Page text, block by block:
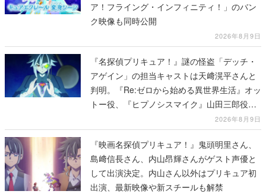
ア！フライング・インフィニティ！」のバン
ク映像も同時公開
2026年8月9日
『名探偵プリキュア！』謎の怪盗「デッチ・
アゲイン」の担当キャストは天﨑滉平さんと
判明。『Re:ゼロから始める異世界生活』オッ
トー役、『ヒプノシスマイク』山田三郎役な
2026年8月9日
『映画名探偵プリキュア！』鬼頭明里さん、
島﨑信長さん、内山昂輝さんがゲスト声優と
して出演決定。内山さん以外はプリキュア初
出演、最新映像や新スチールも解禁